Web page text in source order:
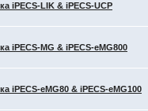
iPECS-LIK & iPECS-UCP
iPECS-MG & iPECS-eMG800
iPECS-eMG80 & iPECS-eMG100